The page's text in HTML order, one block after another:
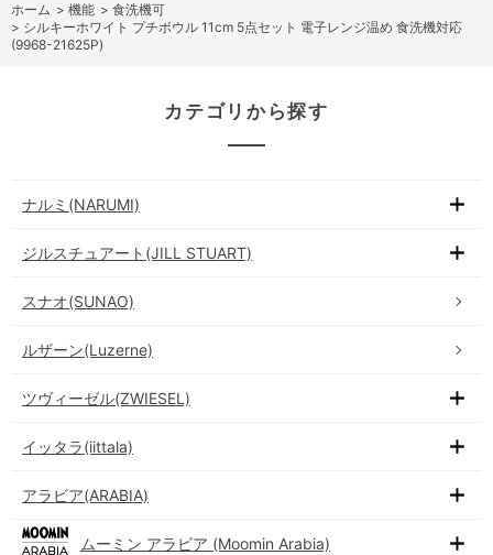
ホーム > 機能 > 食洗機可
> シルキーホワイト プチボウル 11cm 5点セット 電子レンジ温め 食洗機対応
(9968-21625P)
カテゴリから探す
ナルミ(NARUMI)
ジルスチュアート(JILL STUART)
スナオ(SUNAO)
ルザーン(Luzerne)
ツヴィーゼル(ZWIESEL)
イッタラ(iittala)
アラビア(ARABIA)
ムーミン アラビア (Moomin Arabia)